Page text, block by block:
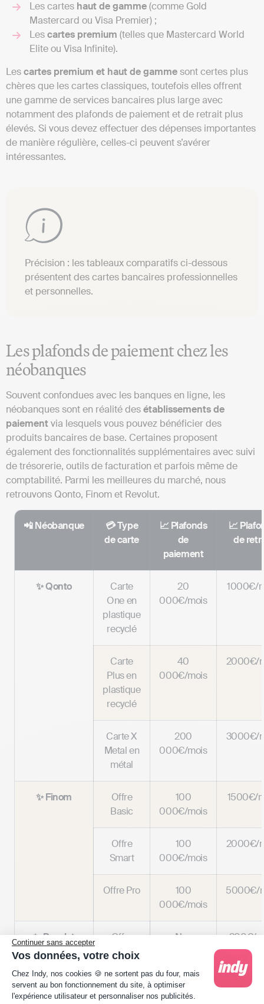
Continuer sans accepter
Vos données, votre choix
Plateforme de Gestion du Consentement :
Chez Indy, nos cookies 🍪 ne sortent pas du four, mais
servent au bon fonctionnement du site, à optimiser
l'expérience utilisateur et personnaliser nos publicités.
Les cartes haut de gamme(comme Gold
Mastercard ou Visa Premier) ;
Lescartes premium (telles que Mastercard World
Elite ou Visa Infinite).
Lescartes premium et haut de gammesont certes plus
chères que les cartes classiques, toutefois elles offrent
une gamme de services bancaires plus large avec
notamment des plafonds de paiement et de retrait plus
élevés. Si vous devez effectuer des dépenses importantes
de manière régulière, celles-ci peuvent s’avérer
intéressantes.
Précision : les tableaux comparatifs ci-dessous
présentent des cartes bancaires professionnelles
et personnelles.
Les plafonds de paiement chez les
néobanques
Souvent confondues avec les banques en ligne, les
néobanques sont en réalité desétablissements de
paiementvia lesquels vous pouvez bénéficier des
produits bancaires de base. Certaines proposent
également des fonctionnalités supplémentaires avec suivi
de trésorerie, outils de facturation et parfois même de
comptabilité. Parmi les meilleures du marché, nous
retrouvons Qonto, Finom et Revolut.
📲 Néobanque
💳 Type
de carte
📈 Plafonds
de
paiement
📈
de
✨ Qonto
Carte
One en
plastique
recyclé
20
000€/mois
1000€/
Carte
Plus en
plastique
recyclé
40
000€/mois
2000€/
Carte X
Metal en
métal
200
000€/mois
3000€/
✨ Finom
Offre
Basic
100
000€/mois
1500€/
Offre
Smart
100
000€/mois
2000€/
Offre Pro
100
000€/mois
5000€/
✨ Revolut
Offre
Standard
Non
200€/
Offre
Plus
200€/